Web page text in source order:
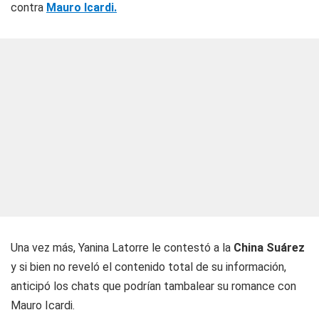
contra Mauro Icardi.
Una vez más, Yanina Latorre le contestó a la China Suárez
y si bien no reveló el contenido total de su información,
anticipó los chats que podrían tambalear su romance con
Mauro Icardi.